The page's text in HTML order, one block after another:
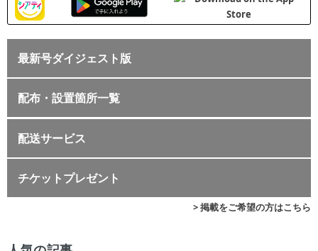
最新号ダイジェスト版
配布・設置箇所一覧
配送サービス
チケットプレゼント
> 掲載をご希望の方はこちら